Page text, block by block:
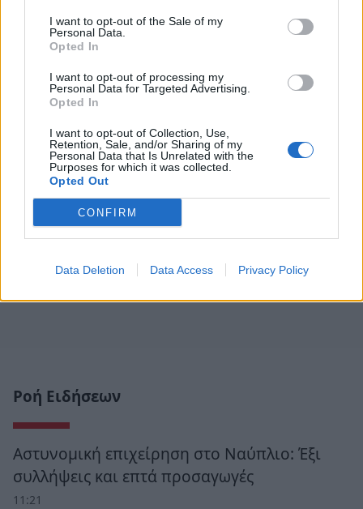
I want to opt-out of the Sale of my
Personal Data.
Opted In
I want to opt-out of processing my
Personal Data for Targeted Advertising.
Opted In
I want to opt-out of Collection, Use,
Retention, Sale, and/or Sharing of my
Personal Data that Is Unrelated with the
Purposes for which it was collected.
Opted Out
CONFIRM
Data Deletion Data Access Privacy Policy
Ροή Ειδήσεων
Αστυνομική επιχείρηση στο Ναύπλιο: Έξι
συλλήψεις και επτά προσαγωγές
11:21